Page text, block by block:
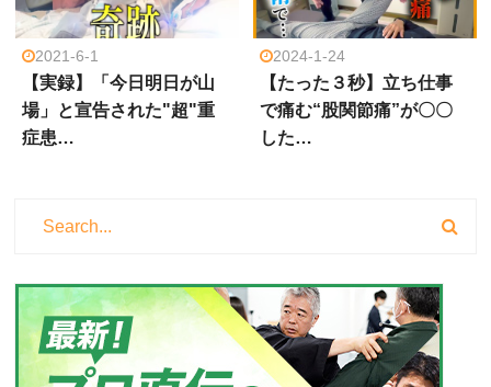
2021-6-1
【実録】「今日明日が山
場」と宣告された"超"重
症患…
2024-1-24
【たった３秒】立ち仕事
で痛む“股関節痛”が〇〇
した…